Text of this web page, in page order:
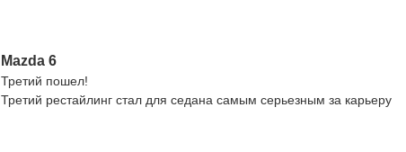
Mazda 6
Третий пошел!
Третий рестайлинг стал для седана самым серьезным за карьеру